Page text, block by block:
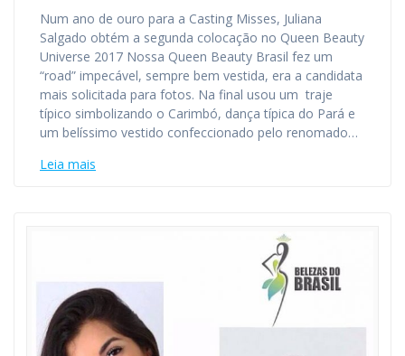
Num ano de ouro para a Casting Misses, Juliana
Salgado obtém a segunda colocação no Queen Beauty
Universe 2017 Nossa Queen Beauty Brasil fez um
“road” impecável, sempre bem vestida, era a candidata
mais solicitada para fotos. Na final usou um traje
típico simbolizando o Carimbó, dança típica do Pará e
um belíssimo vestido confeccionado pelo renomado…
Leia mais